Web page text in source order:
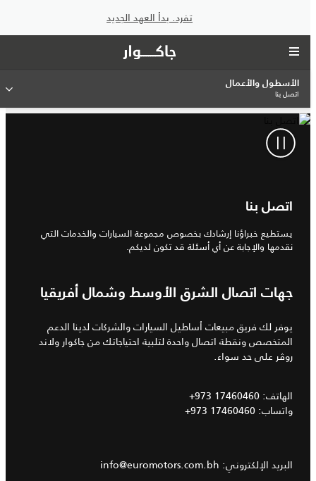
تفرد. بدأ العهد الجديد
الأسطول والأعمال
اتصل بنا
اتصل بنا
يستطيع خبراؤنا إرشادك بخصوص مجموعة السيارات والخدمات التي
نقدمها والإجابة عن أي أسئلة قد تكون لديكم.
جهات اتصال الشرق الأوسط وشمال أفريقيا
يوفر لك فريق مبيعات أساطيل السيارات والشركات لدينا الدعم
المتخصص ونقطة اتصال واحدة لتلبية احتياجاتك من جاكوار ولاند
روڤر على حد سواء.
الهاتف: +973 17460460
واتساب‎: +973 17460460
البريد الإلكتروني: info@euromotors.com.bh